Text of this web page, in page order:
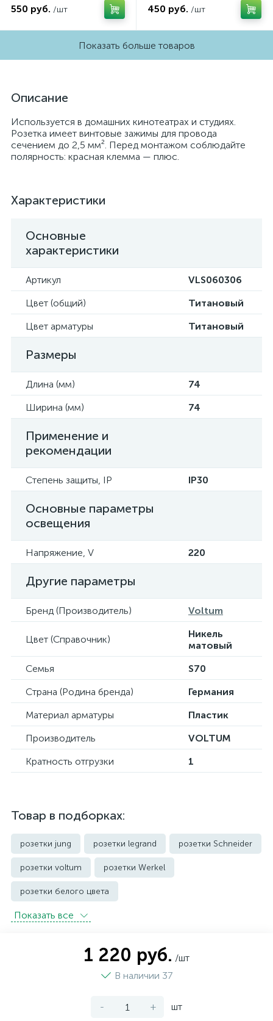
550 руб. /шт 450 руб. /шт
Показать больше товаров
Описание
Используется в домашних кинотеатрах и студиях.
Розетка имеет винтовые зажимы для провода
сечением до 2,5 мм². Перед монтажом соблюдайте
полярность: красная клемма — плюс.
Характеристики
Основные
характеристики
Артикул
VLS060306
Цвет (общий)
Титановый
Цвет арматуры
Титановый
Размеры
Длина (мм)
74
Ширина (мм)
74
Применение и
рекомендации
Степень защиты, IP IP30
Основные параметры
освещения
Напряжение, V 220
Другие параметры
Бренд (Производитель) Voltum
Цвет (Справочник)
Никель
матовый
Семья
S70
Страна (Родина бренда)
Германия
Материал арматуры
Пластик
Производитель
VOLTUM
Кратность отгрузки
1
Товар в подборках:
розетки jung розетки legrand розетки Schneider
розетки voltum розетки Werkel
розетки белого цвета
розетки с защитой от влаги IP44 и выше
Показать всe
1 220 руб. /шт
В наличии 37
- + шт